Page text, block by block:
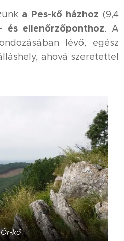
a Pes-kő házhoz (9,4
és ellenőrzőponthoz. A
lévő, egész
ahová szeretettel
Őr-kő